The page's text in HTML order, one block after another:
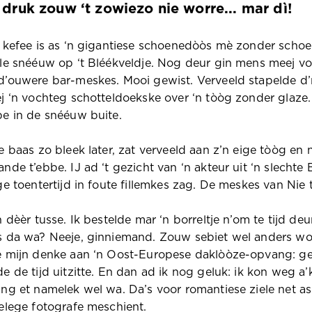
zouw ‘t zowiezo nie worre... mar dì!
kefee is as ‘n gigantiese schoenedòòs mè zonder
snééuw op ‘t Bléékveldje. Nog deur gin mens meej
bar-meskes. Mooi gewist. Verveeld stapelde
‘n vochteg schotteldoekske over ‘n tòòg zonder
in de snééuw buite.
baas zo bleek later, zat verveeld aan z’n eige tòòg
t’ebbe. IJ ad ‘t gezicht van ‘n akteur uit ‘n
toentertijd in foute fillemkes zag. De meskes van Nie
dèèr tusse. Ik bestelde mar ‘n borreltje n’om te tijd
da wa? Neeje, ginniemand. Zouw sebiet wel anders
mijn denke aan ‘n Oost-Europese daklòòze-opvang:
de tijd uitzitte. En dan ad ik nog geluk: ik kon weg
et namelek wel wa. Da’s voor romantiese ziele net
fotografe meschient.